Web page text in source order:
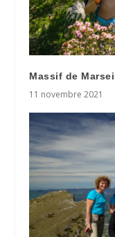
Massif de
11 novembre 2021